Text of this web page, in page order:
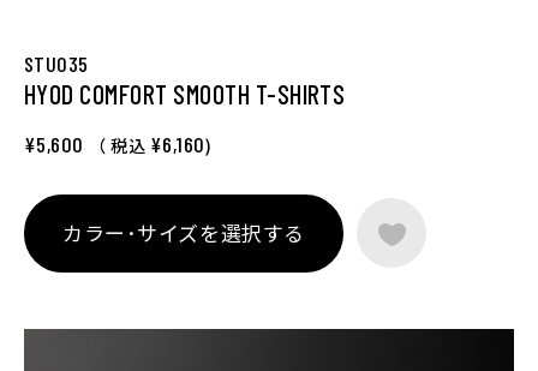
STU035
HYOD COMFORT SMOOTH T-SHIRTS
¥5,600 （ 税込 ¥6,160)
カラー･サイズを選択する